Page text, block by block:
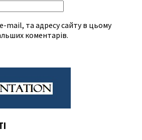
mail, та адресу сайту в цьому
коментарів.